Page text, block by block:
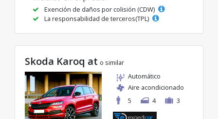
Exención de daños por colisión (CDW)
La responsabilidad de terceros(TPL)
Skoda Karoq at o similar
Automático
Aire acondicionado
5
4 3